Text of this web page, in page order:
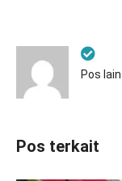
Pos
Pos terkait